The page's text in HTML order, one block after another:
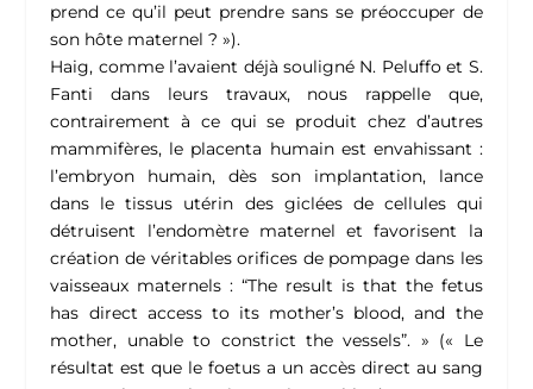
prend ce qu’il peut prendre sans se préoccuper de
son hôte maternel ? »).
Haig, comme l’avaient déjà souligné N. Peluffo et S.
Fanti dans leurs travaux, nous rappelle que,
contrairement à ce qui se produit chez d’autres
mammifères, le placenta humain est envahissant :
l’embryon humain, dès son implantation, lance
dans le tissus utérin des giclées de cellules qui
détruisent l’endomètre maternel et favorisent la
création de véritables orifices de pompage dans les
vaisseaux maternels : “The result is that the fetus
has direct access to its mother’s blood, and the
mother, unable to constrict the vessels”. » (« Le
résultat est que le foetus a un accès direct au sang